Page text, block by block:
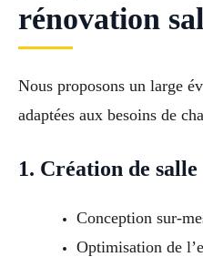
rénovation
Nous proposons un large
adaptées aux besoins de
1. Création de salle
Conception sur-
Optimisation de